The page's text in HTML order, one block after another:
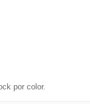
por color.